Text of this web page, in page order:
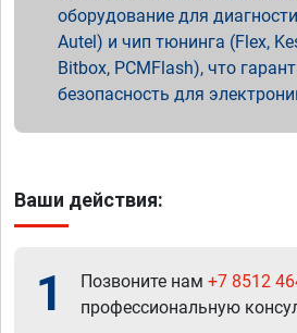
оборудование для
Autel) и чип тюнинга (Flex,
Bitbox, PCMFlash), что
безопасность для
Ваши действия:
1 Позвоните нам +7 8512
профессиональную